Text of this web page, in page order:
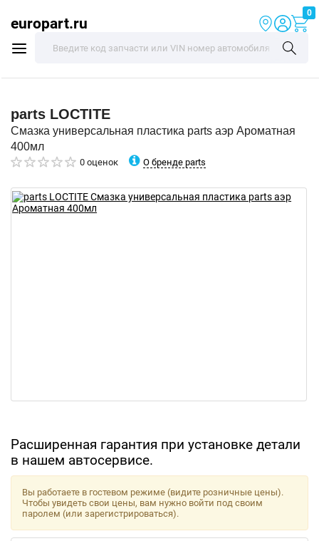
europart.ru
0
parts LOCTITE
Смазка универсальная пластика parts аэр Ароматная
400мл
0 оценок О бренде parts
Расширенная гарантия при установке детали
в нашем автосервисе.
Вы работаете в гостевом режиме (видите розничные цены).
Чтобы увидеть свои цены, вам нужно войти под своим
паролем (или зарегистрироваться).